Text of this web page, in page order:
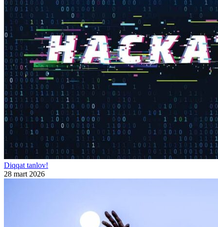
Diqqat tanlov!
28 mart 2026